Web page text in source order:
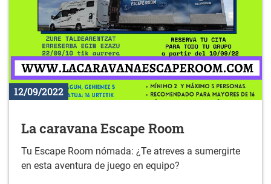
12/09/2022
La caravana Escape Room
Tu Escape Room nómada: ¿Te atreves a sumergirte
en esta aventura de juego en equipo?